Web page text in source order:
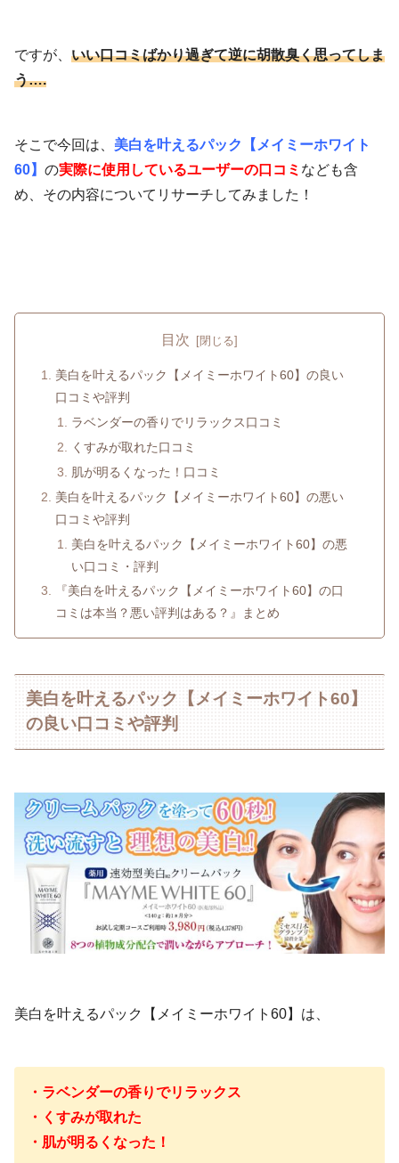
ですが、 いい口コミばかり過ぎて逆に胡散臭く思ってしま
う….
そこで今回は、 美白を叶えるパック【メイミーホワイト
60】 の実際に使用しているユーザーの口コミ なども含
め、その内容についてリサーチしてみました！
目次
美白を叶えるパック【メイミーホワイト60】の良い
口コミや評判
ラベンダーの香りでリラックス口コミ
くすみが取れた口コミ
肌が明るくなった！口コミ
美白を叶えるパック【メイミーホワイト60】の悪い
口コミや評判
美白を叶えるパック【メイミーホワイト60】の悪
い口コミ・評判
『美白を叶えるパック【メイミーホワイト60】の口
コミは本当？悪い評判はある？』まとめ
美白を叶えるパック【メイミーホワイト60】
の良い口コミや評判
美白を叶えるパック【メイミーホワイト60】は、
・ラベンダーの香りでリラックス
・くすみが取れた
・肌が明るくなった！